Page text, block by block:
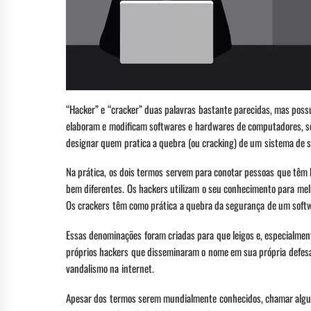
“Hacker” e “cracker” duas palavras bastante parecidas, mas
elaboram e modificam softwares e hardwares de computadores,
designar quem pratica a quebra (ou cracking) de um sistema de
Na prática, os dois termos servem para conotar pessoas que
bem diferentes. Os hackers utilizam o seu conhecimento para
Os crackers têm como prática a quebra da segurança de um
Essas denominações foram criadas para que leigos e,
próprios hackers que disseminaram o nome em sua própria
vandalismo na internet.
Apesar dos termos serem mundialmente conhecidos, chamar